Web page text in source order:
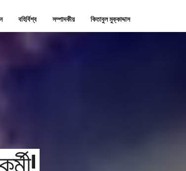
বহির্বিশ্ব সম্পাদকীয় কিতাবুল মুক্কাদ্দাস